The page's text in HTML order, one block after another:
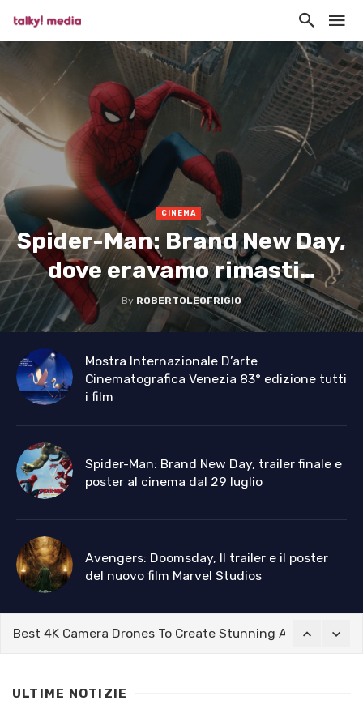
CINEMA
Spider-Man: Brand New Day,
dove eravamo rimasti…
By ROBERTOLEOFRIGIO
Mostra Internazionale D’arte
Cinematografica Venezia 83° edizione tutti
i film
Spider-Man: Brand New Day, trailer finale e
poster al cinema dal 29 luglio
Avengers: Doomsday, Il trailer e il poster
del nuovo film Marvel Studios
Best 4K Camera Drones To Create Stunning Aerial Film
ULTIME NOTIZIE